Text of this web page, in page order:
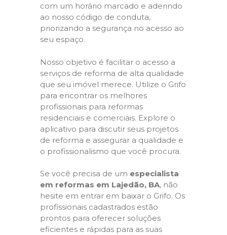
com um horário marcado e aderindo
ao nosso código de conduta,
priorizando a segurança no acesso ao
seu espaço.
Nosso objetivo é facilitar o acesso a
serviços de reforma de alta qualidade
que seu imóvel merece. Utilize o Grifo
para encontrar os melhores
profissionais para reformas
residenciais e comerciais. Explore o
aplicativo para discutir seus projetos
de reforma e assegurar a qualidade e
o profissionalismo que você procura.
Se você precisa de um especialista
em reformas em Lajedão, BA, não
hesite em entrar em baixar o Grifo. Os
profissionais cadastrados estão
prontos para oferecer soluções
eficientes e rápidas para as suas